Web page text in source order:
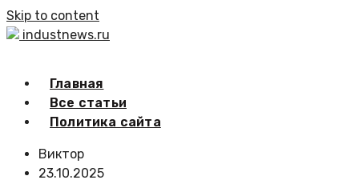
Skip to content
industnews.ru
Главная
Все статьи
Политика сайта
Виктор
23.10.2025